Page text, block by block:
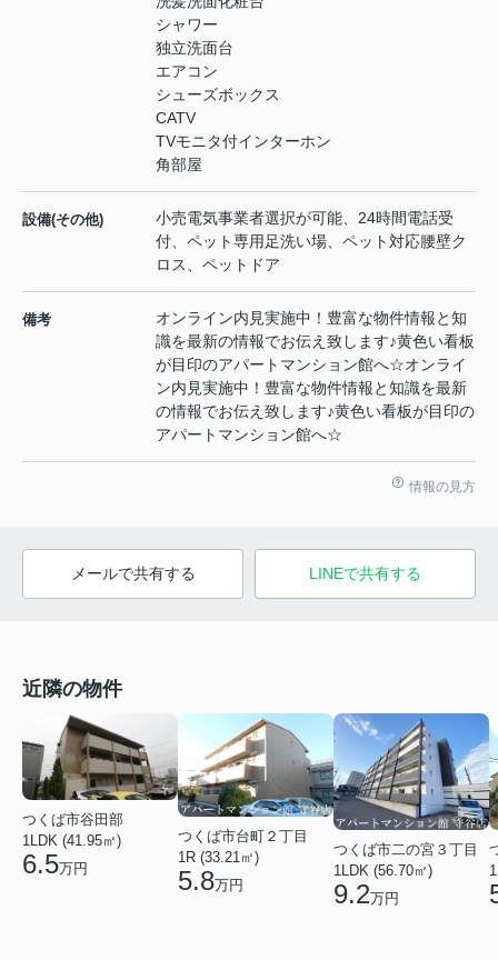
シャワー
独立洗面台
エアコン
シューズボックス
CATV
TVモニタ付インターホン
角部屋
設備(その他)
小売電気事業者選択が可能、24時間電話受
付、ペット専用足洗い場、ペット対応腰壁ク
ロス、ペットドア
備考
オンライン内見実施中！豊富な物件情報と知
識を最新の情報でお伝え致します♪黄色い看板
が目印のアパートマンション館へ☆オンライ
ン内見実施中！豊富な物件情報と知識を最新
の情報でお伝え致します♪黄色い看板が目印の
アパートマンション館へ☆
情報の見方
メールで共有する LINEで共有する
近隣の物件
つくば市谷田部
1LDK (41.95㎡)
6.5万円
つくば市台町２丁目
1R (33.21㎡)
5.8万円
つくば市二の宮３丁目
1LDK (56.70㎡)
9.2万円